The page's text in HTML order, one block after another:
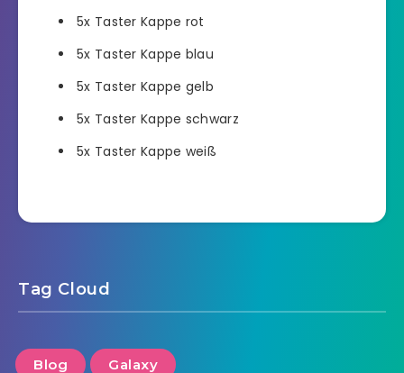
5x Taster Kappe rot
5x Taster Kappe blau
5x Taster Kappe gelb
5x Taster Kappe schwarz
5x Taster Kappe weiß
Tag Cloud
Blog Galaxy